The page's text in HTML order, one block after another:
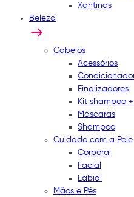
Xantinas
Beleza
Cabelos
Acessórios
Finalizadores
Kit shampoo
Máscaras
Shampoo
Cuidado com a Pele
Corporal
Facial
Labial
Mãos e Pés